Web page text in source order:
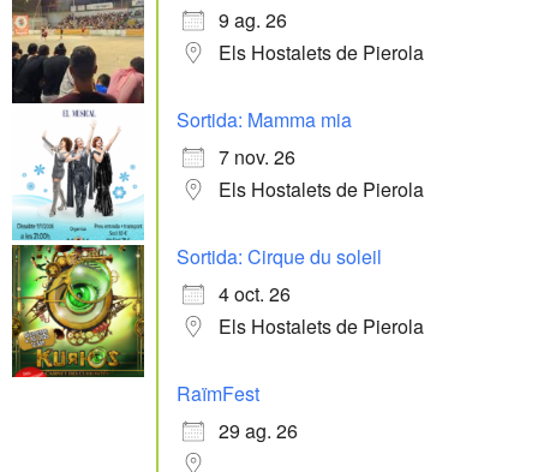
9 ag. 26
Els Hostalets de Pierola
Sortida: Mamma mia
7 nov. 26
Els Hostalets de Pierola
Sortida: Cirque du soleil
4 oct. 26
Els Hostalets de Pierola
RaïmFest
29 ag. 26